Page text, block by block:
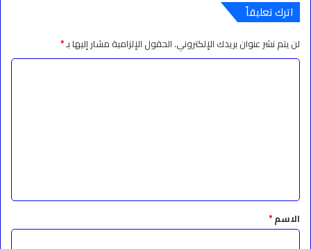
اترك تعليقاً
لن يتم نشر عنوان بريدك الإلكتروني.الحقول الإلزامية مشار إليها بـ*
*الاسم*